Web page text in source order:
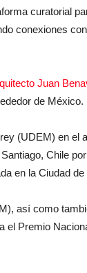
curatorial
conexiones
Juan
de México.
(UDEM) en el
Chile
en la Ciudad
así como
Premio